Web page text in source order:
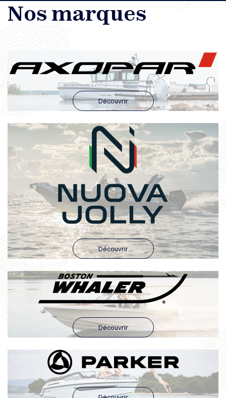
Nos marques
Découvrir
Découvrir
Découvrir